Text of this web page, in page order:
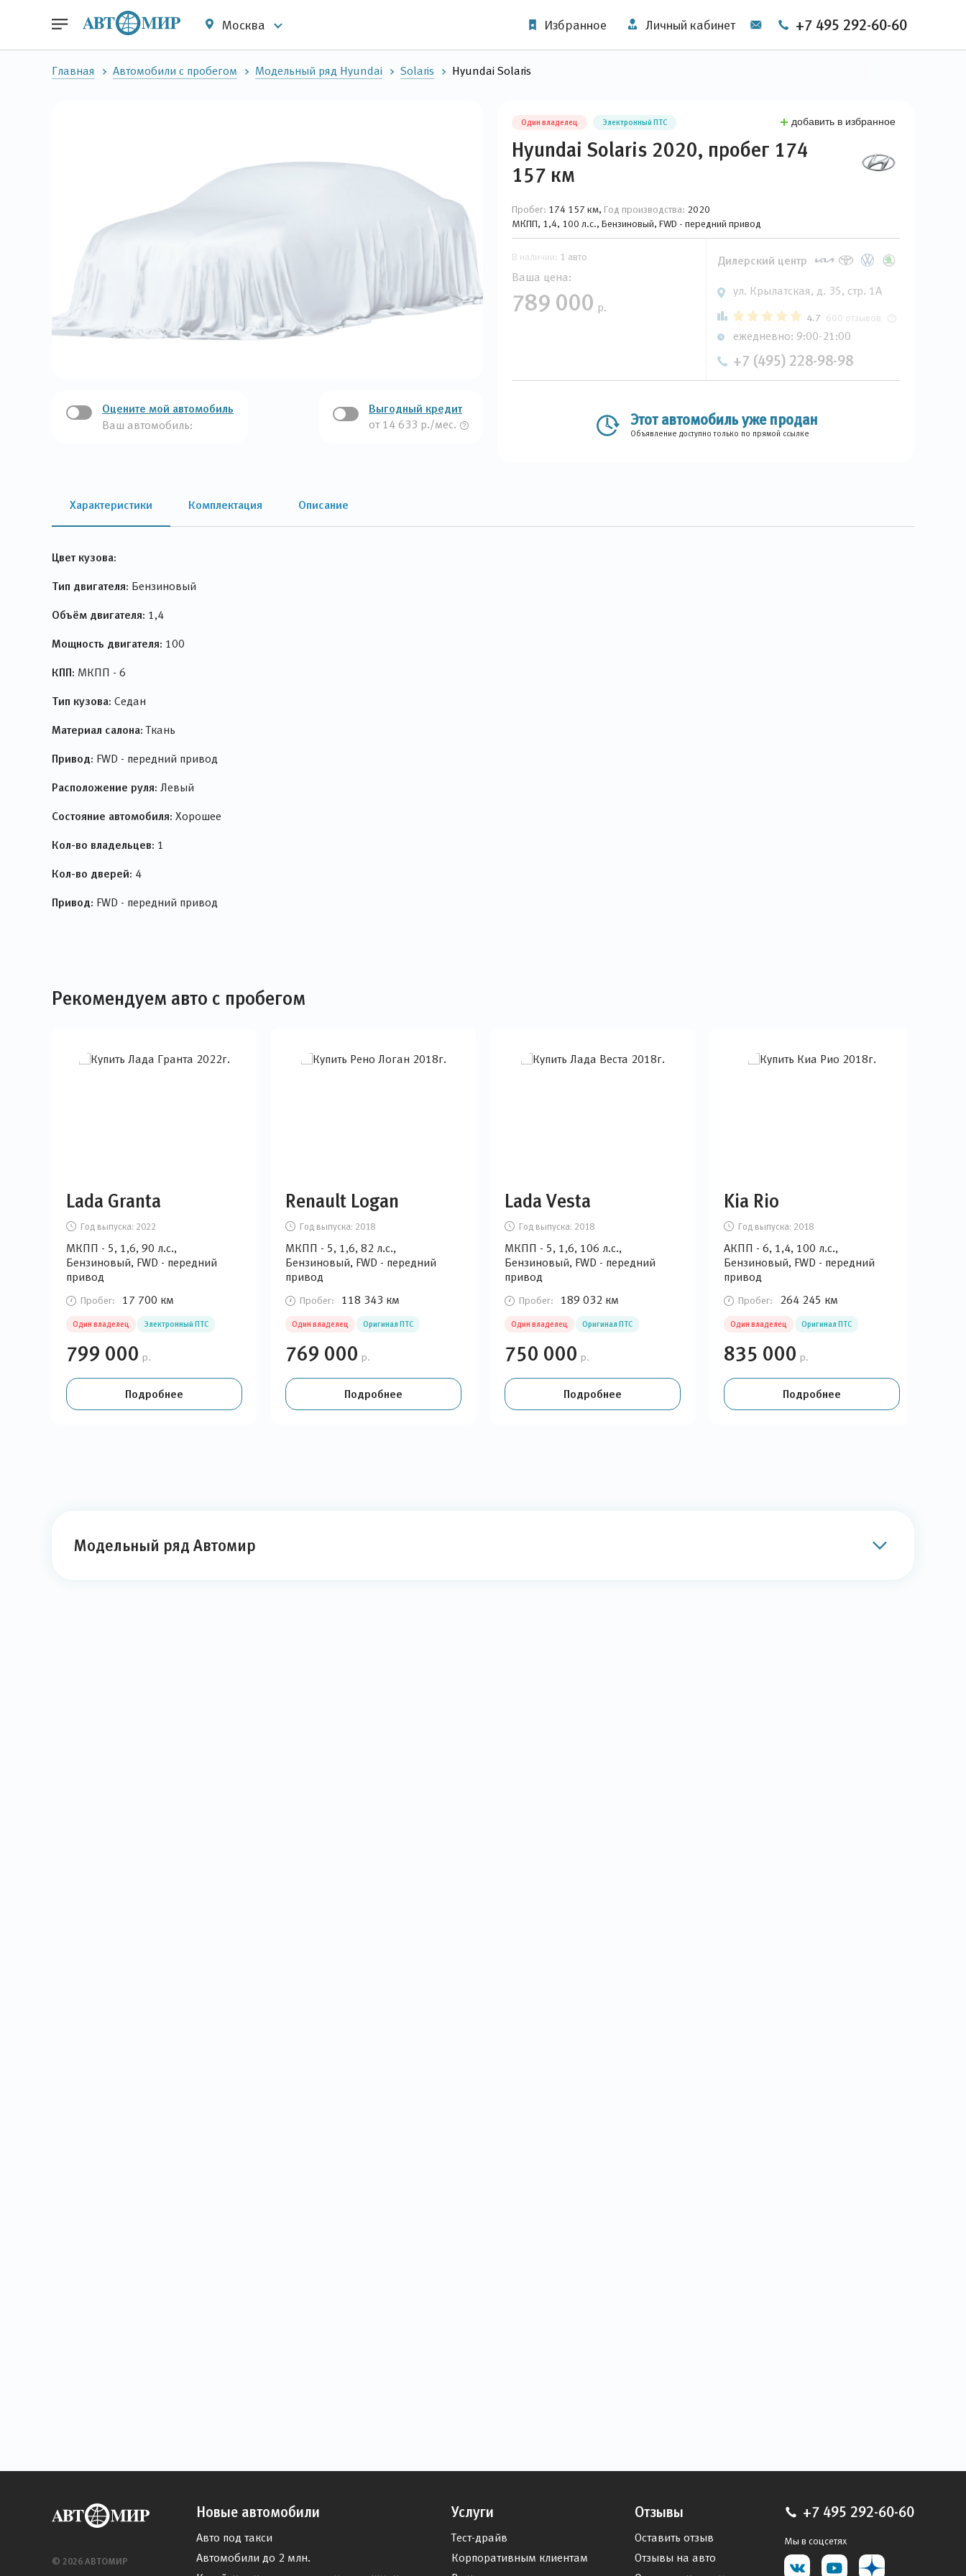
Москва Избранное Личный кабинет +7 495 292-60-60
Главная Автомобили с пробегом Модельный ряд Hyundai Solaris Hyundai Solaris
Оцените мой автомобиль
Ваш автомобиль:
Выгодный кредит
от 14 633 р./мес.
Один владелец Электронный ПТС добавить в избранное
Hyundai Solaris 2020, пробег 174
157 км
Пробег: 174 157 км, Год производства: 2020
МКПП, 1,4, 100 л.с., Бензиновый, FWD - передний привод
В наличии: 1 авто
Ваша цена:
789 000 р.
Дилерский центр
ул. Крылатская, д. 35, стр. 1А
4.7 600 отзывов
ежедневно: 9:00-21:00
+7 (495) 228-98-98
Этот автомобиль уже продан
Объявление доступно только по прямой ссылке
Характеристики Комплектация Описание
Цвет кузова:
Тип двигателя: Бензиновый
Объём двигателя: 1,4
Мощность двигателя: 100
КПП: МКПП - 6
Тип кузова: Седан
Материал салона: Ткань
Привод: FWD - передний привод
Расположение руля: Левый
Состояние автомобиля: Хорошее
Кол-во владельцев: 1
Кол-во дверей: 4
Привод: FWD - передний привод
Рекомендуем авто с пробегом
Lada Granta
Год выпуска: 2022
МКПП - 5, 1,6, 90 л.с.,
Бензиновый, FWD - передний
привод
Пробег: 17 700 км
Один владелец Электронный ПТС
799 000 р.
Подробнее
Renault Logan
Год выпуска: 2018
МКПП - 5, 1,6, 82 л.с.,
Бензиновый, FWD - передний
привод
Пробег: 118 343 км
Один владелец Оригинал ПТС
769 000 р.
Подробнее
Lada Vesta
Год выпуска: 2018
МКПП - 5, 1,6, 106 л.с.,
Бензиновый, FWD - передний
привод
Пробег: 189 032 км
Один владелец Оригинал ПТС
750 000 р.
Подробнее
Kia Rio
Год выпуска: 2018
АКПП - 6, 1,4, 100 л.с.,
Бензиновый, FWD - передний
привод
Пробег: 264 245 км
Один владелец Оригинал ПТС
835 000 р.
Подробнее
Модельный ряд Автомир
© 2026 АВТОМИР
Новые автомобили
Авто под такси
Автомобили до 2 млн.
Услуги
Тест-драйв
Корпоративным клиентам
Отзывы
Оставить отзыв
Отзывы на авто
+7 495 292-60-60
Мы в соцсетях